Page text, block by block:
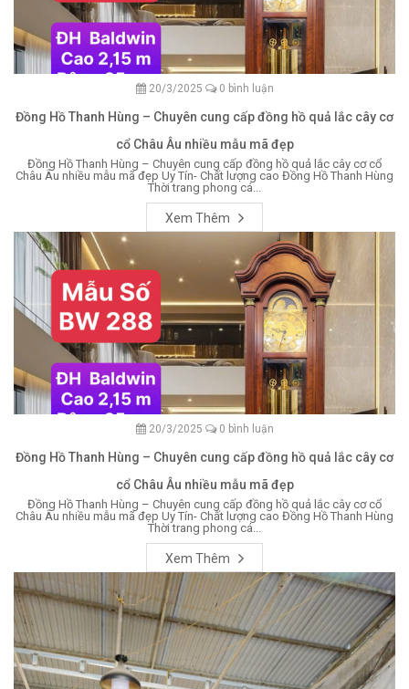
20/3/2025 0 bình luận
Đồng Hồ Thanh Hùng – Chuyên cung cấp đồng hồ quả lắc cây cơ
cổ Châu Âu nhiều mẫu mã đẹp
Đồng Hồ Thanh Hùng – Chuyên cung cấp đồng hồ quả lắc cây cơ cổ
Châu Âu nhiều mẫu mã đẹp Uy Tín- Chất lượng cao Đồng Hồ Thanh Hùng
Thời trang phong cá...
Xem Thêm
20/3/2025 0 bình luận
Đồng Hồ Thanh Hùng – Chuyên cung cấp đồng hồ quả lắc cây cơ
cổ Châu Âu nhiều mẫu mã đẹp
Đồng Hồ Thanh Hùng – Chuyên cung cấp đồng hồ quả lắc cây cơ cổ
Châu Âu nhiều mẫu mã đẹp Uy Tín- Chất lượng cao Đồng Hồ Thanh Hùng
Thời trang phong cá...
Xem Thêm